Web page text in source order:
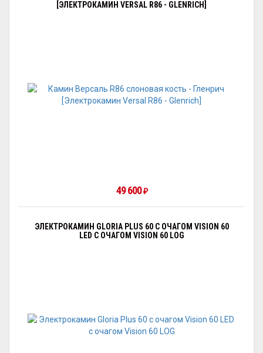
[ЭЛЕКТРОКАМИН VERSAL R86 - GLENRICH]
49 600 ₽
ЭЛЕКТРОКАМИН GLORIA PLUS 60 С ОЧАГОМ VISION 60
LED С ОЧАГОМ VISION 60 LOG